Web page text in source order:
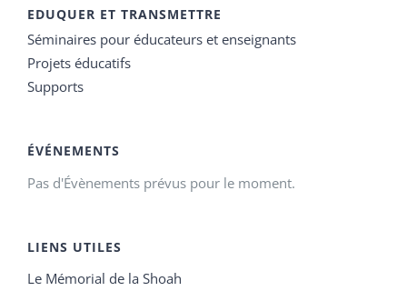
EDUQUER ET TRANSMETTRE
Séminaires pour éducateurs et enseignants
Projets éducatifs
Supports
ÉVÉNEMENTS
Pas d'Évènements prévus pour le moment.
LIENS UTILES
Le Mémorial de la Shoah